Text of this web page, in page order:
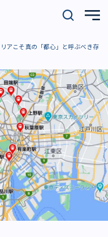
アこそ真の「都心」と呼ぶべき存